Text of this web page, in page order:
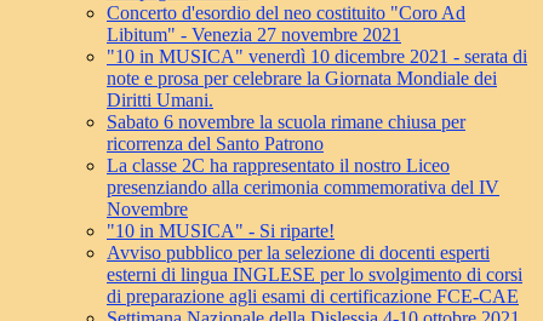
Concerto d'esordio del neo costituito "Coro Ad
Libitum" - Venezia 27 novembre 2021
"10 in MUSICA" venerdì 10 dicembre 2021 - serata di
note e prosa per celebrare la Giornata Mondiale dei
Diritti Umani.
Sabato 6 novembre la scuola rimane chiusa per
ricorrenza del Santo Patrono
La classe 2C ha rappresentato il nostro Liceo
presenziando alla cerimonia commemorativa del IV
Novembre
"10 in MUSICA" - Si riparte!
Avviso pubblico per la selezione di docenti esperti
esterni di lingua INGLESE per lo svolgimento di corsi
di preparazione agli esami di certificazione FCE-CAE